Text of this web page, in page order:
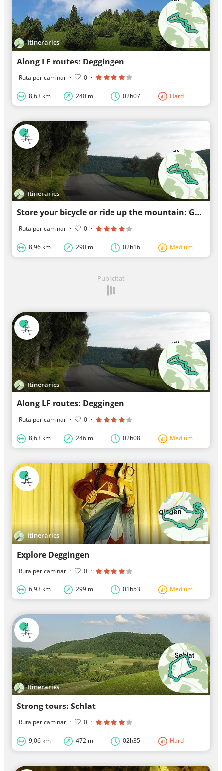
Itineraries
Along LF routes: Deggingen
Ruta per caminar · 0 ·
8,63 km 240 m 02h07 Hard
Itineraries
Store your bicycle or ride up the mountain: Gairenbuckel
Ruta per caminar · 0 ·
8,96 km 290 m 02h16 Medium
Publicitat
Itineraries
Along LF routes: Deggingen
Ruta per caminar · 0 ·
8,63 km 246 m 02h08 Medium
Itineraries
Explore Deggingen
Ruta per caminar · 0 ·
6,93 km 299 m 01h53 Medium
Itineraries
Strong tours: Schlat
Ruta per caminar · 0 ·
9,06 km 472 m 02h35 Hard